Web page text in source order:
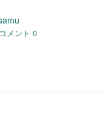
コメント 0